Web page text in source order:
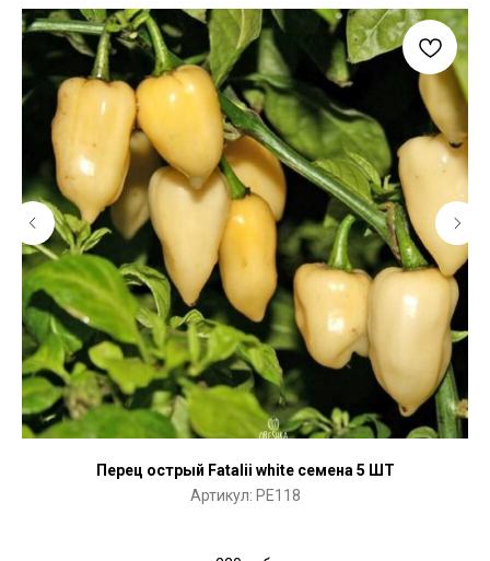
Перец острый Fatalii white семена 5 ШТ
Артикул: PE118